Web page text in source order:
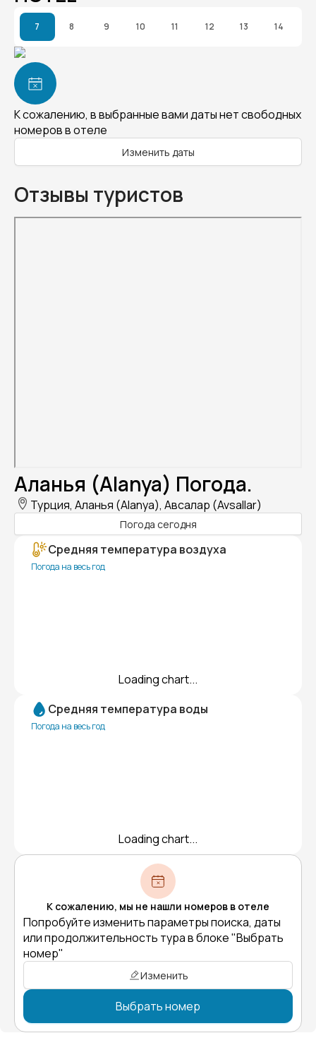
7 8 9 10 11 12 13 14
К сожалению, в выбранные вами даты нет свободных
номеров в отеле
Изменить даты
Отзывы туристов
Аланья (Alanya) Погода.
Турция, Аланья (Alanya), Авсалар (Avsallar)
Погода сегодня
Средняя температура воздуха
Погода на весь год
Loading chart...
Средняя температура воды
Погода на весь год
Loading chart...
К сожалению, мы не нашли номеров в отеле
Попробуйте изменить параметры поиска, даты
или продолжительность тура в блоке "Выбрать
номер"
Изменить
Выбрать номер